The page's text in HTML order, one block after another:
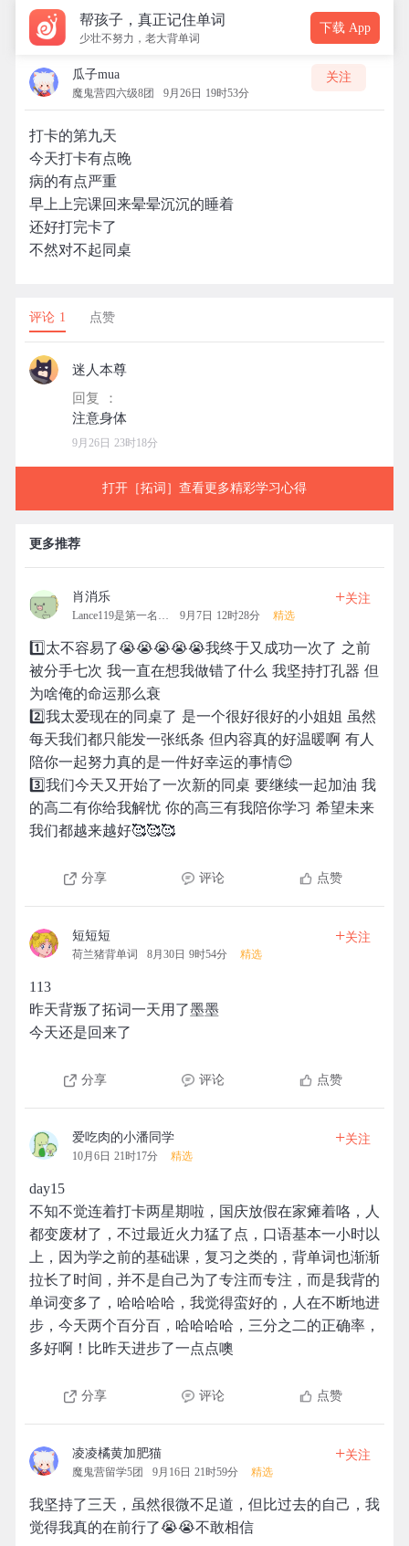
帮孩子，真正记住单词
少壮不努力，老大背单词
下载 App
瓜子mua
魔鬼营四六级8团 9月26日 19时53分
关注
打卡的第九天
今天打卡有点晚
病的有点严重
早上上完课回来晕晕沉沉的睡着
还好打完卡了
不然对不起同桌
评论 1 点赞
迷人本尊
回复 ：
9月26日 23时18分
打开［拓词］查看更多精彩学习心得
更多推荐
肖消乐
Lance119是第一名的拓团 9月7日 12时28分 精选
+关注
1️⃣太不容易了😭😭😭😭😭我终于又成功一次了 之前
被分手七次 我一直在想我做错了什么 我坚持打孔器 但
为啥俺的命运那么衰
2️⃣我太爱现在的同桌了 是一个很好很好的小姐姐 虽然
每天我们都只能发一张纸条 但内容真的好温暖啊 有人
陪你一起努力真的是一件好幸运的事情😊
3️⃣我们今天又开始了一次新的同桌 要继续一起加油 我
的高二有你给我解忧 你的高三有我陪你学习 希望未来
我们都越来越好🥰🥰🥰
分享 评论 点赞
短短短
荷兰猪背单词 8月30日 9时54分 精选
+关注
113
昨天背叛了拓词一天用了墨墨
今天还是回来了
分享 评论 点赞
爱吃肉的小潘同学
10月6日 21时17分 精选
+关注
day15
不知不觉连着打卡两星期啦，国庆放假在家瘫着咯，人
都变废材了，不过最近火力猛了点，口语基本一小时以
上，因为学之前的基础课，复习之类的，背单词也渐渐
拉长了时间，并不是自己为了专注而专注，而是我背的
单词变多了，哈哈哈哈，我觉得蛮好的，人在不断地进
步，今天两个百分百，哈哈哈哈，三分之二的正确率，
多好啊！比昨天进步了一点点噢
分享 评论 点赞
凌凌橘黄加肥猫
魔鬼营留学5团 9月16日 21时59分 精选
+关注
我坚持了三天，虽然很微不足道，但比过去的自己，我
觉得我真的在前行了😭️😭️不敢相信